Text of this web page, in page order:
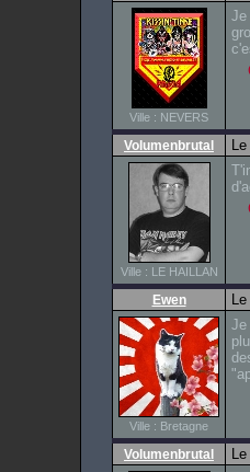
Ville : NEVERS
Je
Volumenbrutal
Ville : LE HAILLAN
Ewen
Ville : Bretagne
Je
Volumenbrutal